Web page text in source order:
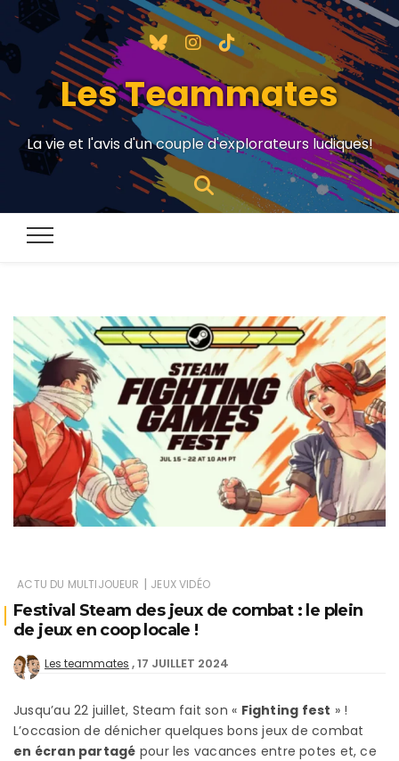
Les Teammates
La vie et l'avis d'un couple d'explorateurs ludiques!
ACTU DU MULTIJOUEUR | JEUX VIDÉO
Festival Steam des jeux de combat : le plein
de jeux en coop locale !
Les teammates 17 JUILLET 2024
Jusqu’au 22 juillet, Steam fait son « Fighting fest » !
L’occasion de dénicher quelques bons jeux de combat
en écran partagé pour les vacances entre potes et, ce